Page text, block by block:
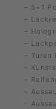
– 5+1
–
–
–
– Türen
–
–
–
–